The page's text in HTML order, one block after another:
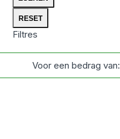
Filtres
Voor een bedrag van: